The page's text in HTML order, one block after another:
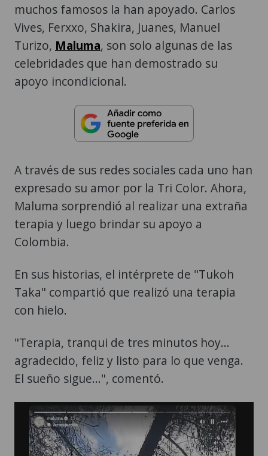
muchos famosos la han apoyado. Carlos
Vives, Ferxxo, Shakira, Juanes, Manuel
Turizo, Maluma, son solo algunas de las
celebridades que han demostrado su
apoyo incondicional.
A través de sus redes sociales cada uno han
expresado su amor por la Tri Color. Ahora,
Maluma sorprendió al realizar una extraña
terapia y luego brindar su apoyo a
Colombia.
En sus historias, el intérprete de "Tukoh
Taka" compartió que realizó una terapia
con hielo.
"Terapia, tranqui de tres minutos hoy...
agradecido, feliz y listo para lo que venga.
El sueño sigue...", comentó.